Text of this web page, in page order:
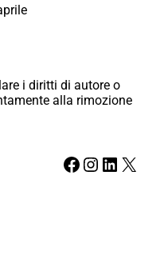
i diritti di autore o
alla rimozione
Facebook Instagram LinkedIn X